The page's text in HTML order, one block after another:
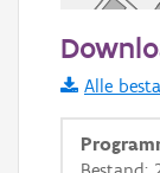
i
Alle